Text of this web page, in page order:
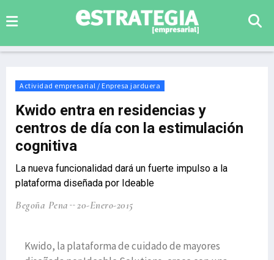
Actividad empresarial / Enpresa jarduera
Kwido entra en residencias y
centros de día con la estimulación
cognitiva
La nueva funcionalidad dará un fuerte impulso a la
plataforma diseñada por Ideable
Begoña Pena 20-Enero-2015
Kwido, la plataforma de cuidado de mayores